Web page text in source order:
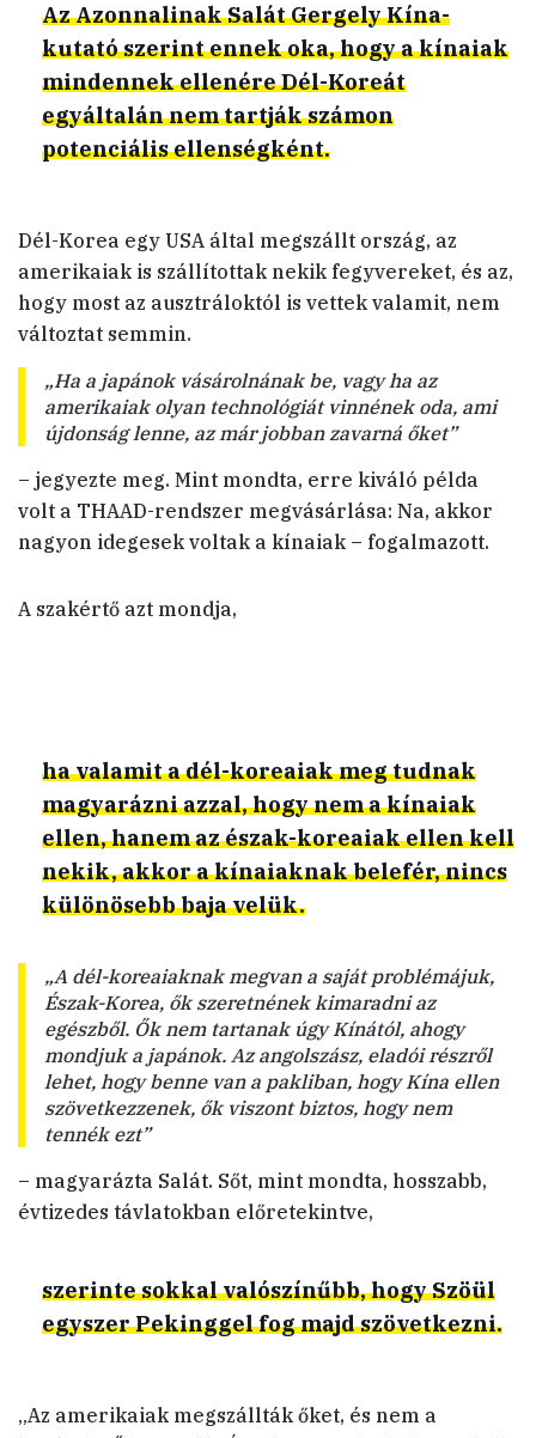
Az Azonnalinak Salát Gergely Kína-
kutató szerint ennek oka, hogy a kínaiak
mindennek ellenére Dél-Koreát
egyáltalán nem tartják számon
potenciális ellenségként.
Dél-Korea egy USA által megszállt ország, az
amerikaiak is szállítottak nekik fegyvereket, és az,
hogy most az ausztráloktól is vettek valamit, nem
változtat semmin.
„Ha a japánok vásárolnának be, vagy ha az
amerikaiak olyan technológiát vinnének oda, ami
újdonság lenne, az már jobban zavarná őket”
– jegyezte meg. Mint mondta, erre kiváló példa
volt a THAAD-rendszer megvásárlása: Na, akkor
nagyon idegesek voltak a kínaiak – fogalmazott.
A szakértő azt mondja,
ha valamit a dél-koreaiak meg tudnak
magyarázni azzal, hogy nem a kínaiak
ellen, hanem az észak-koreaiak ellen kell
nekik, akkor a kínaiaknak belefér, nincs
különösebb baja velük.
„A dél-koreaiaknak megvan a saját problémájuk,
Észak-Korea, ők szeretnének kimaradni az
egészből. Ők nem tartanak úgy Kínától, ahogy
mondjuk a japánok. Az angolszász, eladói részről
lehet, hogy benne van a pakliban, hogy Kína ellen
szövetkezzenek, ők viszont biztos, hogy nem
tennék ezt”
– magyarázta Salát. Sőt, mint mondta, hosszabb,
évtizedes távlatokban előretekintve,
szerinte sokkal valószínűbb, hogy Szöül
egyszer Pekinggel fog majd szövetkezni.
„Az amerikaiak megszállták őket, és nem a